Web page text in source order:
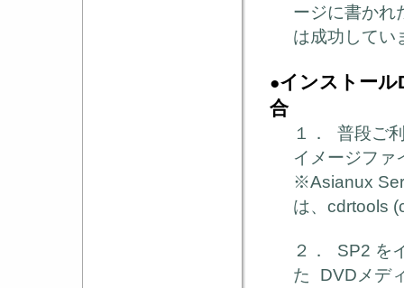
ージに書か
は成功してい
●インストール
合
１． 普段ご
イメージフ
※Asianux
は、cdrtools
２． SP2 を
た DVDメデ